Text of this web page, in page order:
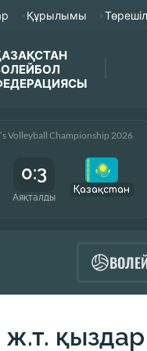
Құрылымы
Volleyball Championship 2026
0:3
Аяқталды
Қазақcтан
ж.т.